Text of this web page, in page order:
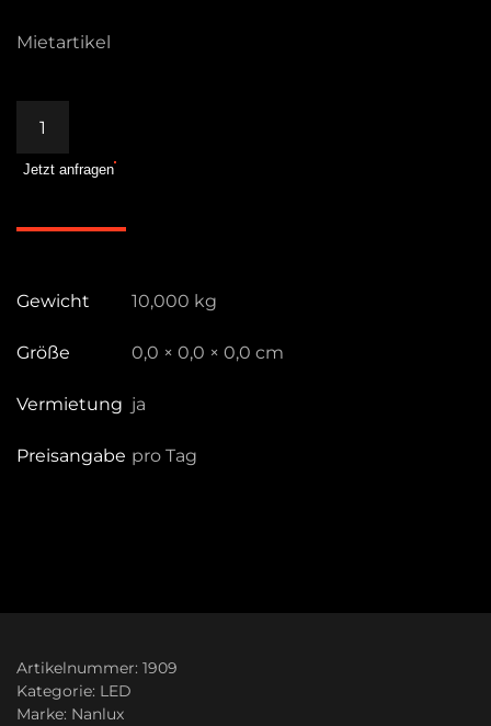
Mietartikel
1200B
Jetzt anfragen
Gewicht 10,000 kg
Größe 0,0 × 0,0 × 0,0 cm
Vermietung ja
Preisangabe pro Tag
Artikelnummer: 1909
Kategorie: LED
Marke: Nanlux